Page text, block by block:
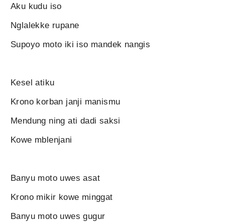
Aku kudu iso
Nglalekke rupane
Supoyo moto iki iso mandek nangis
Kesel atiku
Krono korban janji manismu
Mendung ning ati dadi saksi
Kowe mblenjani
Banyu moto uwes asat
Krono mikir kowe minggat
Banyu moto uwes gugur